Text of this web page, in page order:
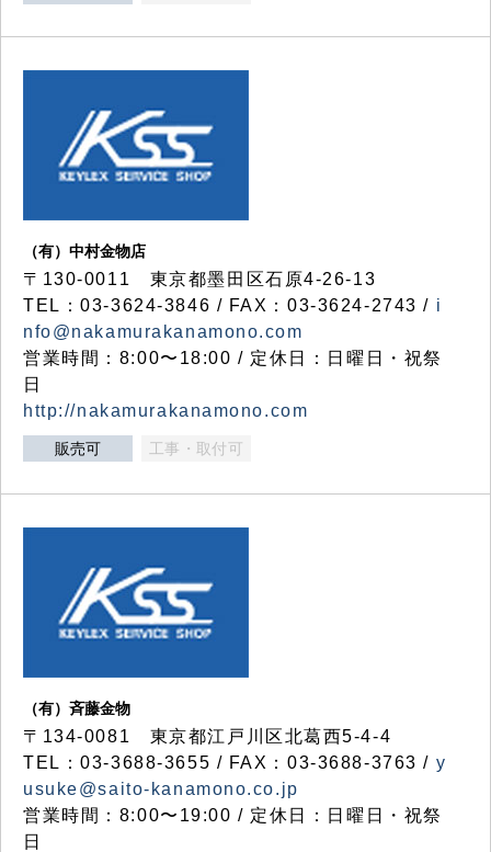
（有）中村金物店
〒130-0011 東京都墨田区石原4-26-13
TEL：03-3624-3846 / FAX：03-3624-2743 / i
nfo@nakamurakanamono.com
営業時間：8:00〜18:00 / 定休日：日曜日・祝祭
日
http://nakamurakanamono.com
販売可 工事・取付可
（有）斉藤金物
〒134-0081 東京都江戸川区北葛西5-4-4
TEL：03-3688-3655 / FAX：03-3688-3763 / y
usuke@saito-kanamono.co.jp
営業時間：8:00〜19:00 / 定休日：日曜日・祝祭
日